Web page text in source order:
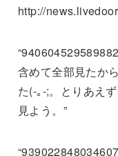
http://
含めて全部見たか
た(-｡-;。とりあえ
見よう。”